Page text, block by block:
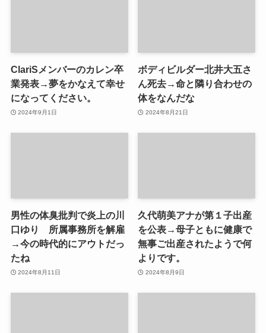
ClariSメンバーのカレン卒
業発表→夢をかなえて幸せ
になってください。
2024年9月1日
ボディビルダー北井大五さ
ん死去→命と隣り合わせの
体をなんだな
2024年8月21日
男性の体臭批判で炎上の川
口ゆり 所属事務所を解雇
→今の時代的にアウトだっ
たね
2024年8月11日
久代萌美アナが第１子出産
を公表→母子ともに健康で
無事ご出産されたようで何
よりです。
2024年8月9日